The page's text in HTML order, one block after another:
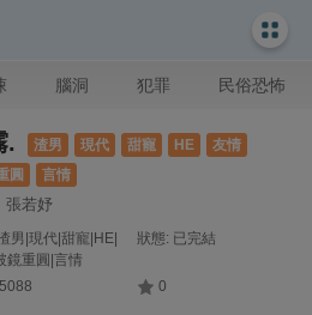
腦洞 犯罪 民俗恐怖
. 渣男 現代 甜寵 HE
友情
圓
言情
張若妤
男|現代|甜寵|HE|
鏡重圓|言情
狀態: 已完結
0